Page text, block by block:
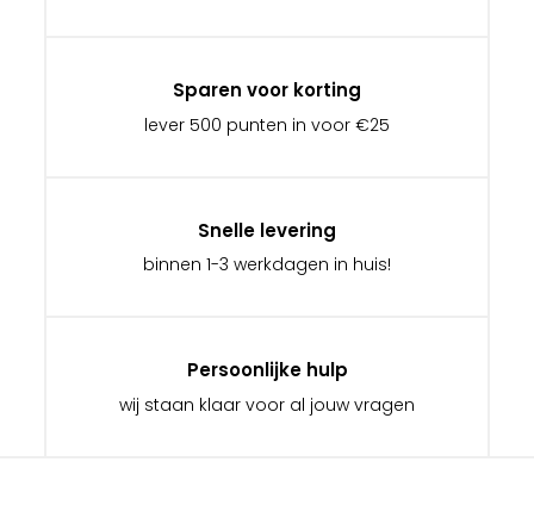
Sparen voor korting
lever 500 punten in voor €25
Snelle levering
binnen 1-3 werkdagen in huis!
Persoonlijke hulp
wij staan klaar voor al jouw vragen